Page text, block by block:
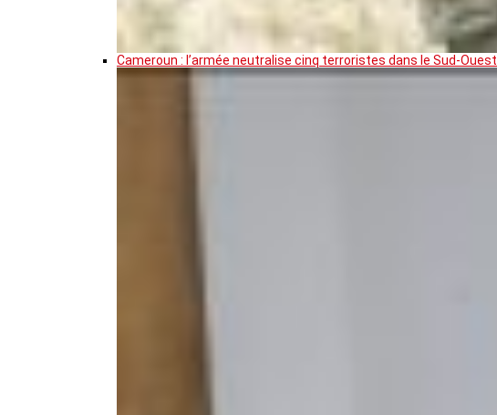
Cameroun : l’armée neutralise cinq terroristes dans le Sud-Ouest